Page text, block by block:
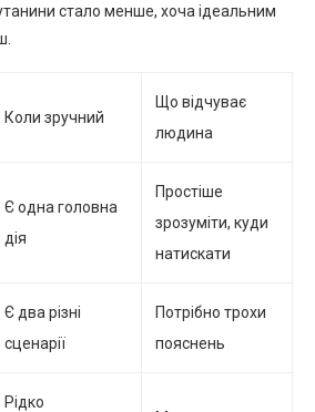
стало менше, хоча ідеальним
Коли зручний
Що відчуває
людина
Є одна головна
дія
Простіше
зрозуміти, куди
натискати
Є два різні
сценарії
Потрібно трохи
пояснень
Рідко